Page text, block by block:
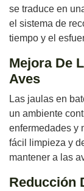
se traduce en
el sistema de
tiempo y el
Mejora De
Aves
Las jaulas en
un ambiente
enfermedades y
fácil limpieza y
mantener a las
Reducción